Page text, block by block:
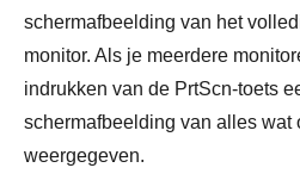
schermafbeelding van het
monitor. Als je meerdere
indrukken van de PrtScn-toets
schermafbeelding van alles wat
weergegeven.